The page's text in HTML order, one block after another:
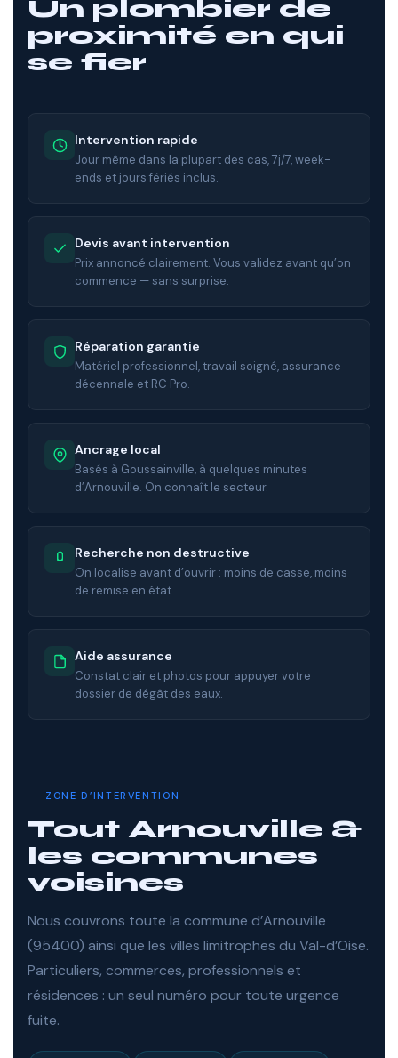
Un plombier de
proximité en qui
se fier
Intervention rapide
Jour même dans la plupart des cas, 7j/7, week-
ends et jours fériés inclus.
Devis avant intervention
Prix annoncé clairement. Vous validez avant qu’on
commence — sans surprise.
Réparation garantie
Matériel professionnel, travail soigné, assurance
décennale et RC Pro.
Ancrage local
Basés à Goussainville, à quelques minutes
d’Arnouville. On connaît le secteur.
Recherche non destructive
On localise avant d’ouvrir : moins de casse, moins
de remise en état.
Aide assurance
Constat clair et photos pour appuyer votre
dossier de dégât des eaux.
ZONE D’INTERVENTION
Tout Arnouville &
les communes
voisines
Nous couvrons toute la commune d’Arnouville
(95400) ainsi que les villes limitrophes du Val-d’Oise.
Particuliers, commerces, professionnels et
résidences : un seul numéro pour toute urgence
fuite.